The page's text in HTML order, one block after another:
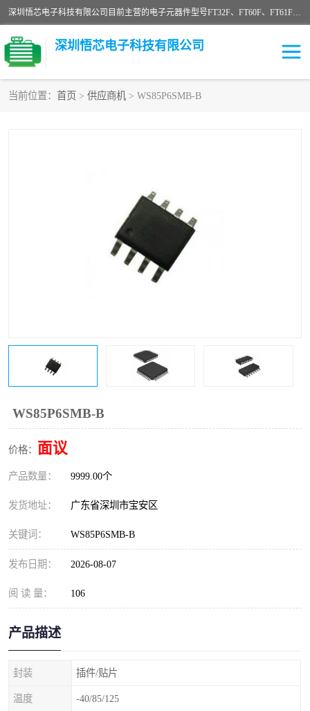
深圳悟芯电子科技有限公司目前主营的电子元器件型号FT32F、FT60F、FT61F、FT62F、FT64F、FT61FC、MCU EEPROM MOS LDO 稳压管 触摸IC DC-DC AC-DC 协议IC等，广泛应用于LED射灯、LED日光灯、等诸多领域。
深圳悟芯电子科技有限公司
当前位置： 首页 > 供应商机 > WS85P6SMB-B
WS85P6SMB-B
价格： 面议
产品数量： 9999.00个
发货地址： 广东省深圳市宝安区
关键词： WS85P6SMB-B
发布日期： 2026-08-07
阅 读 量： 106
产品描述
封装 插件/贴片
温度 -40/85/125
FT61F
FT64F
FT61F022
FT61F021